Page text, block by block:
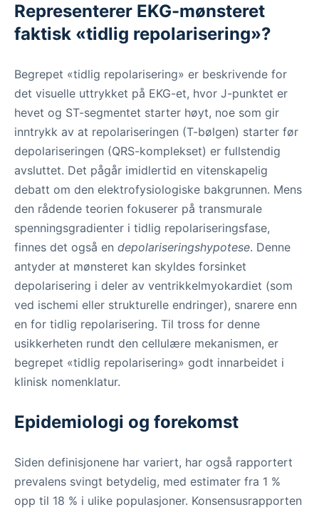
Representerer EKG-mønsteret
faktisk «tidlig repolarisering»?
Begrepet «tidlig repolarisering» er beskrivende for
det visuelle uttrykket på EKG-et, hvor J-punktet er
hevet og ST-segmentet starter høyt, noe som gir
inntrykk av at repolariseringen (T-bølgen) starter før
depolariseringen (QRS-komplekset) er fullstendig
avsluttet. Det pågår imidlertid en vitenskapelig
debatt om den elektrofysiologiske bakgrunnen. Mens
den rådende teorien fokuserer på transmurale
spenningsgradienter i tidlig repolariseringsfase,
finnes det også en depolariseringshypotese. Denne
antyder at mønsteret kan skyldes forsinket
depolarisering i deler av ventrikkelmyokardiet (som
ved ischemi eller strukturelle endringer), snarere enn
en for tidlig repolarisering. Til tross for denne
usikkerheten rundt den cellulære mekanismen, er
begrepet «tidlig repolarisering» godt innarbeidet i
klinisk nomenklatur.
Epidemiologi og forekomst
Siden definisjonene har variert, har også rapportert
prevalens svingt betydelig, med estimater fra 1 %
opp til 18 % i ulike populasjoner. Konsensusrapporten